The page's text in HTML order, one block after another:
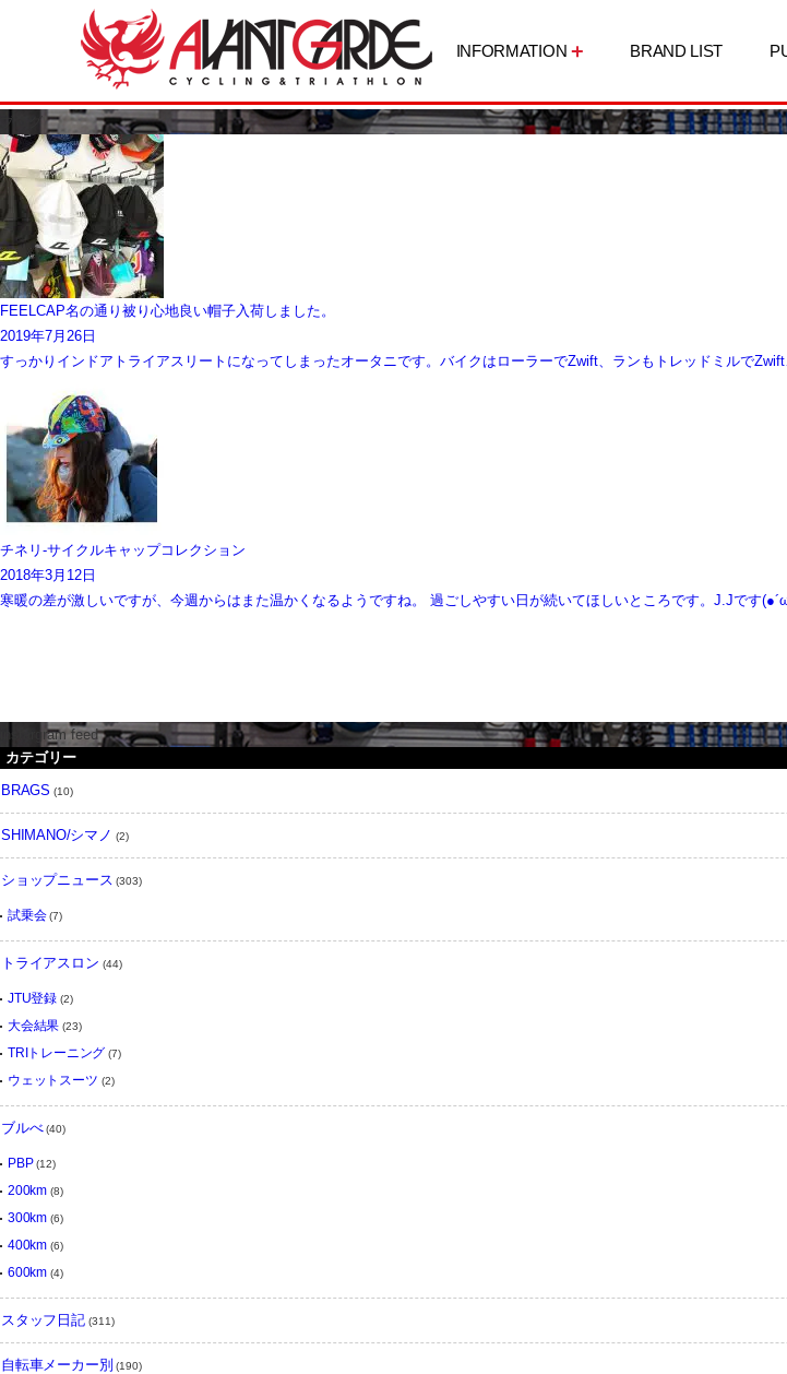
INFORMATION BRAND LIST
ブログ
FEELCAP名の通り被り心地良い帽子入荷しました。
2019年7月26日
すっかりインドアトライアスリートになってしまったオータニです。バイクはローラーでZwift、ランもトレッドミルで
チネリ-サイクルキャップコレクション
2018年3月12日
寒暖の差が激しいですが、今週からはまた温かくなるようですね。 過ごしやすい日が続いてほしいところです。J.Jです
instargram feed
カテゴリー
BRAGS (10)
SHIMANO/シマノ (2)
ショップニュース (303)
試乗会(7)
トライアスロン (44)
JTU登録 (2)
大会結果 (23)
TRIトレーニング (7)
ウェットスーツ (2)
ブルべ(40)
PBP(12)
200km (8)
300km (6)
400km (6)
600km (4)
スタッフ日記(311)
自転車メーカー別 (190)